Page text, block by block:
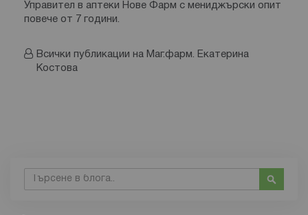
Управител в аптеки Нове Фарм с мениджърски опит
повече от 7 години.
Всички публикации на Маг.фарм. Екатерина
Костова
Търсене